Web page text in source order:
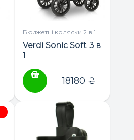
Бюджетні коляски 2 в 1
Verdi Sonic Soft 3 в
1
18180 ₴